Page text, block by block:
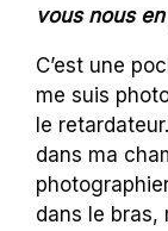
vous nous
C’est une
me suis
le
dans ma
dans le bras,